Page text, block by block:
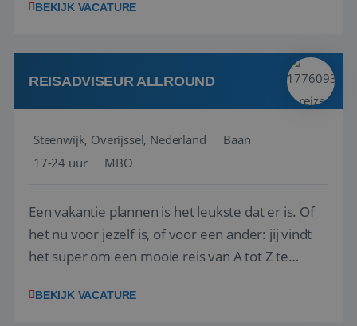
en tarieven waar je collega’s niet uitkomen.
kwaliteitsbewaking van alles wat met IATA te m...
BEKIJK VACATURE
REISADVISEUR ALLROUND
Steenwijk, Overijssel, Nederland
Baan
17-24 uur
MBO
Een vakantie plannen is het leukste dat er is. Of
het nu voor jezelf is, of voor een ander: jij vindt
het super om een mooie reis van A tot Z te
vakantiegangers de meest prachtige plekjes op
BEKIJK VACATURE